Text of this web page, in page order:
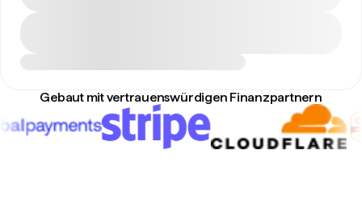
Gebaut mit vertrauenswürdigen Finanzpartnern